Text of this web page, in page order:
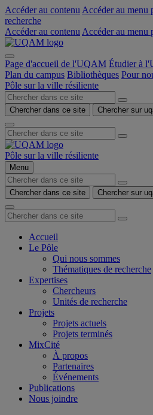
Accéder au contenu Accéder au menu
recherche
Accéder au contenu Accéder au menu
Page d'accueil de l'UQAM Étudier à
Plan du campus Bibliothèques Pour
Pôle sur la ville résiliente
Chercher dans ce site Chercher sur
Pôle sur la ville résiliente
Menu
Chercher dans ce site Chercher sur
Accueil
Le Pôle
Qui nous sommes
Thématiques de recherche
Expertises
Chercheurs
Unités de recherche
Projets
Projets actuels
Projets terminés
MixCité
À propos
Partenaires
Événements
Publications
Nous joindre